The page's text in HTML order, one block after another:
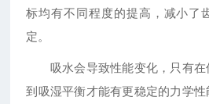
标均有不同程度的提高，减小了
定。
吸水会导致性能变化，只有在
到吸湿平衡才能有更稳定的力学